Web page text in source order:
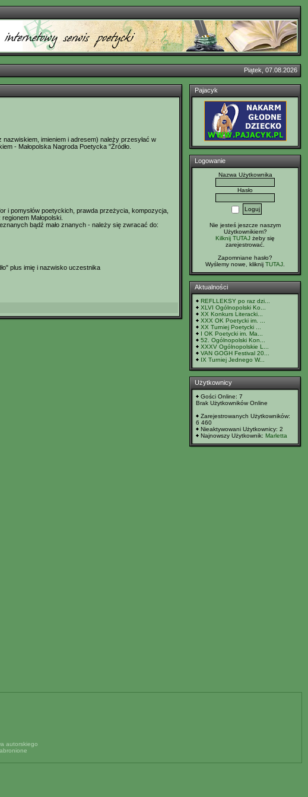
Piątek, 07.08.2026
imieniem i adresem) należy przesyłać w
- Małopolska Nagroda Poetycka "Źródło.
i pomysłów poetyckich, prawda przeżycia, kompozycja,
Małopolski.
bądź mało znanych - należy się zwracać do:
plus imię i nazwisko uczestnika
Pajacyk
Logowanie
Nazwa Użytkownika
Hasło
Nie jesteś jeszcze naszym
Użytkownikiem?
Kilknij TUTAJ żeby się
zarejestrować.
Zapomniane hasło?
Wyślemy nowe, kliknij TUTAJ
Aktualności
REFLLEKSY po raz dzi...
XLVI Ogólnopolski Ko...
XX Konkurs Literacki...
XXX OK Poetycki im. ...
XX Turniej Poetycki ...
I OK Poetycki im. Ma...
52. Ogólnopolski Kon...
XXXV Ogólnopolskie L...
VAN GOGH Festival 20...
IX Turniej Jednego W...
Użytkownicy
Gości Online: 7
Brak Użytkowników Online
Zarejestrowanych Użytkowników:
6 460
Nieaktywowani Użytkownicy: 2
Najnowszy Użytkownik: Marletta
autorskiego